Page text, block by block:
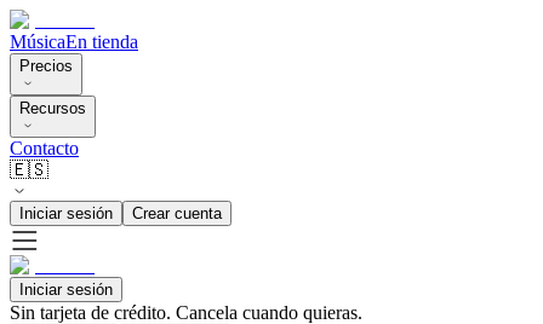
MúsicaEn tienda
Precios
Recursos
Contacto
🇪🇸
Iniciar sesión Crear cuenta
Iniciar sesión
Sin tarjeta de crédito. Cancela cuando quieras.